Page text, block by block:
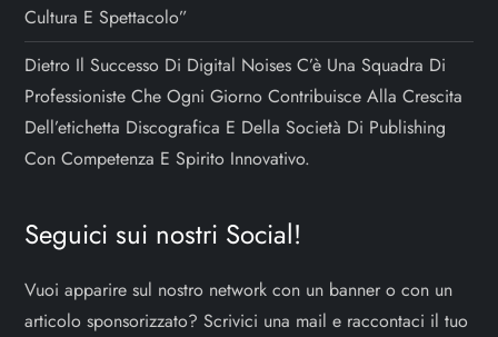
Cultura E Spettacolo”
Dietro Il Successo Di Digital Noises C’è Una Squadra Di
Professioniste Che Ogni Giorno Contribuisce Alla Crescita
Dell’etichetta Discografica E Della Società Di Publishing
Con Competenza E Spirito Innovativo.
Seguici sui nostri Social!
Vuoi apparire sul nostro network con un banner o con un
articolo sponsorizzato? Scrivici una mail e raccontaci il tuo